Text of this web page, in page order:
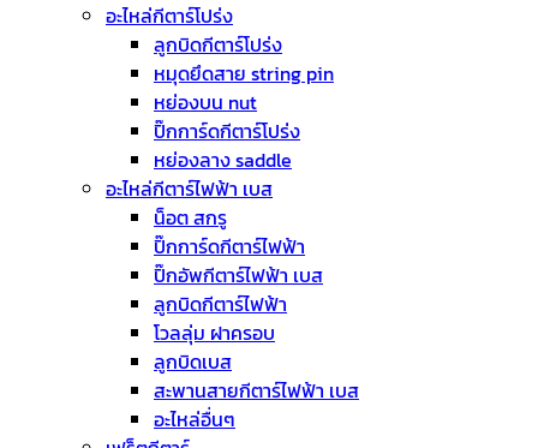
อะไหล่กีตาร์โปร่ง
ลูกบิดกีตาร์โปร่ง
หมุดยึดสาย string pin
หย่องบน nut
ปิ๊กการ์ดกีตาร์โปร่ง
หย่องลาง saddle
อะไหล่กีตาร์ไฟฟ้า เบส
น็อต สกรู
ปิ๊กการ์ดกีตาร์ไฟฟ้า
ปิ๊กอัพกีตาร์ไฟฟ้า เบส
ลูกบิดกีตาร์ไฟฟ้า
โวลลุ่ม ฝาครอบ
ลูกบิดเบส
สะพานสายกีตาร์ไฟฟ้า เบส
อะไหล่อื่นๆ